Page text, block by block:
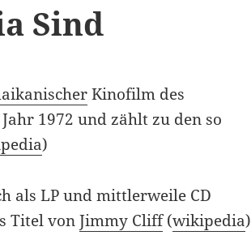
Sind
Kinofilm des
1972 und zählt zu den so
)
als LP und mittlerweile CD
Titel vonJimmy Cliff(wikipedia)